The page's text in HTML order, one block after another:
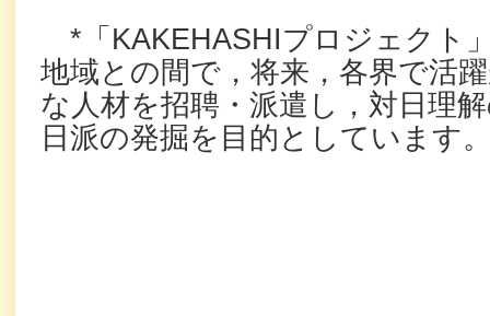
*「KAKEHASHIプロジェクト
地域との間で，将来，各界で活
な人材を招聘・派遣し，対日理
日派の発掘を目的としています